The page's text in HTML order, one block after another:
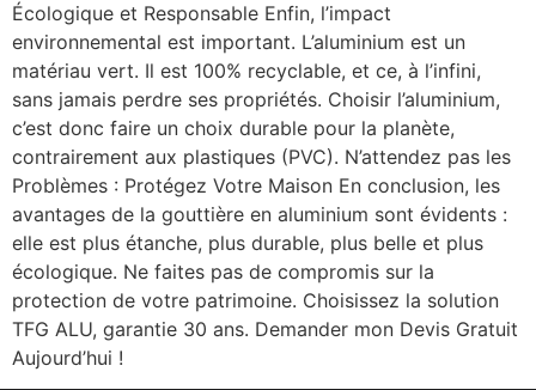
Écologique et Responsable Enfin, l’impact
environnemental est important. L’aluminium est un
matériau vert. Il est 100% recyclable, et ce, à l’infini,
sans jamais perdre ses propriétés. Choisir l’aluminium,
c’est donc faire un choix durable pour la planète,
contrairement aux plastiques (PVC). N’attendez pas les
Problèmes : Protégez Votre Maison En conclusion, les
avantages de la gouttière en aluminium sont évidents :
elle est plus étanche, plus durable, plus belle et plus
écologique. Ne faites pas de compromis sur la
protection de votre patrimoine. Choisissez la solution
TFG ALU, garantie 30 ans. Demander mon Devis Gratuit
Aujourd’hui !